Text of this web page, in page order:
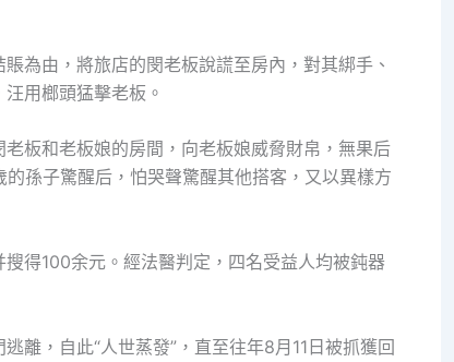
由，將旅店的閔老板說謊至房內，對其綁手、
用榔頭猛擊老板。
和老板娘的房間，向老板娘威脅財帛，無果后
孫子驚醒后，怕哭聲驚醒其他搭客，又以異樣方
100余元。經法醫判定，四名受益人均被鈍器
，自此“人世蒸發”，直至往年8月11日被抓獲回